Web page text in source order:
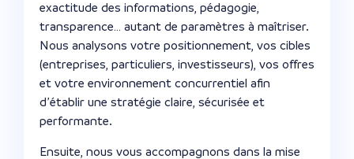
exactitude des informations, pédagogie,
transparence… autant de paramètres à maîtriser.
Nous analysons votre positionnement, vos cibles
(entreprises, particuliers, investisseurs), vos offres
et votre environnement concurrentiel afin
d’établir une stratégie claire, sécurisée et
performante.
Ensuite, nous vous accompagnons dans la mise